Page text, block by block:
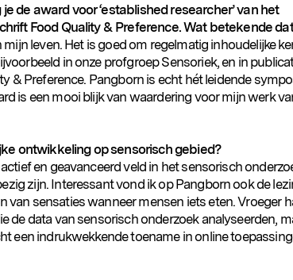
de award voor ‘established researcher’ van het
Food Quality & Preference. Wat betekende
mijn leven. Het is goed om regelmatig inhoudelijke
in onze profgroep Sensoriek, en in
& Preference. Pangborn is echt hét leidende
is een mooi blijk van waardering voor mijn werk
ontwikkeling op sensorisch gebied?
en geavanceerd veld in het sensorisch
zijn. Interessant vond ik op Pangborn ook de
van sensaties wanneer mensen iets eten. Vroeger
de data van sensorisch onderzoek analyseerden,
een indrukwekkende toename in online